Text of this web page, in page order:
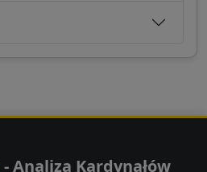
- Analiza Kardynałów